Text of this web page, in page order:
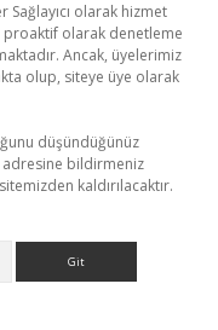
Sağlayıcı olarak hizmet
olarak denetleme
Ancak, üyelerimiz
olup, siteye üye olarak
düşündüğünüz
adresine bildirmeniz
kaldırılacaktır.